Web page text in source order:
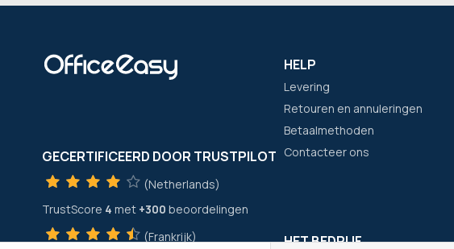
GECERTIFICEERD DOOR TRUSTPILOT
(Netherlands)
TrustScore 4 met +300 beoordelingen
(Frankrijk)
HELP
Levering
Retouren en annuleringen
Betaalmethoden
Contacteer ons
HET BEDRIJF